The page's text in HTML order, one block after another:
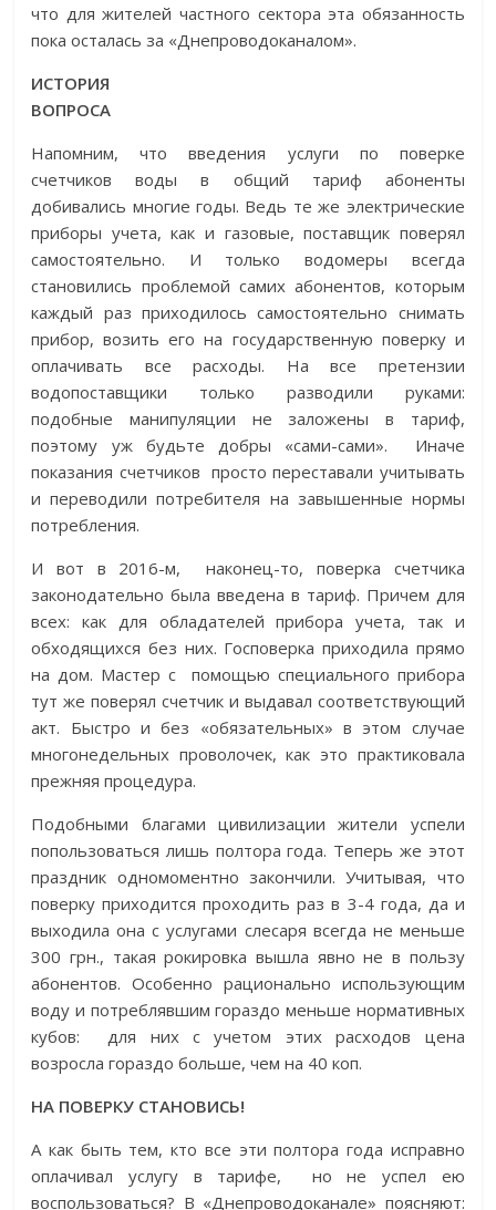
что для жителей частного сектора эта обязанность
пока осталась за «Днепроводоканалом».
ИСТОРИЯ
ВОПРОСА
Напомним, что введения услуги по поверке
счетчиков воды в общий тариф абоненты
добивались многие годы. Ведь те же электрические
приборы учета, как и газовые, поставщик поверял
самостоятельно. И только водомеры всегда
становились проблемой самих абонентов, которым
каждый раз приходилось самостоятельно снимать
прибор, возить его на государственную поверку и
оплачивать все расходы. На все претензии
водопоставщики только разводили руками:
подобные манипуляции не заложены в тариф,
поэтому уж будьте добры «сами-сами». Иначе
показания счетчиков просто переставали учитывать
и переводили потребителя на завышенные нормы
потребления.
И вот в 2016-м, наконец-то, поверка счетчика
законодательно была введена в тариф. Причем для
всех: как для обладателей прибора учета, так и
обходящихся без них. Госповерка приходила прямо
на дом. Мастер с помощью специального прибора
тут же поверял счетчик и выдавал соответствующий
акт. Быстро и без «обязательных» в этом случае
много­недельных проволочек, как это практиковала
прежняя процедура.
Подобными благами цивилизации жители успели
попользоваться лишь полтора года. Теперь же этот
праздник одномоментно закончили. Учитывая, что
поверку приходится проходить раз в 3-4 года, да и
выходила она с услугами слесаря всегда не меньше
300 грн., такая рокировка вышла явно не в пользу
абонентов. Особенно рационально использующим
воду и потреблявшим гораздо меньше нормативных
кубов: для них с учетом этих расходов цена
возросла гораздо больше, чем на 40 коп.
НА ПОВЕРКУ СТАНОВИСЬ!
А как быть тем, кто все эти полтора года исправно
оплачивал услугу в тарифе, но не успел ею
воспользоваться? В «Днепроводоканале» поясняют: